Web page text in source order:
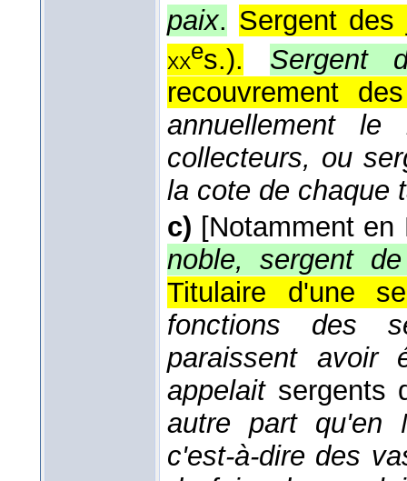
paix. Sergent des
xxes.).
Sergent
recouvrement
annuellement
collecteurs, ou
la cote de chaque
c) [Notamment en
noble, sergent
Titulaire d'une
fonctions des
paraissent avoir
appelaitsergents
autre part qu'en
c'est-à-dire des